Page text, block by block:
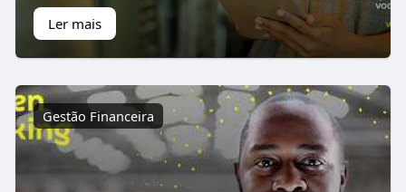
Ler mais
Gestão Financeira